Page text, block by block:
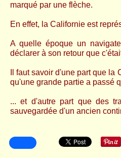
marqué par une flèche.
En effet, la Californie est
A quelle époque un
déclarer à son retour que
Il faut savoir d'une part que
qu'une grande partie a passé
... et d'autre part que des
sauvegardée d'un ancien